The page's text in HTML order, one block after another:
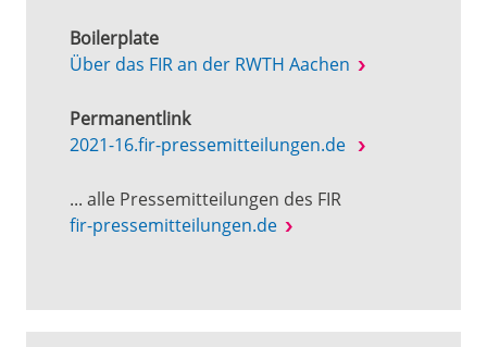
Boilerplate
Über das FIR an der RWTH Aachen
Permanentlink
2021-16.fir-pressemitteilungen.de
... alle Pressemitteilungen des FIR
fir-pressemitteilungen.de